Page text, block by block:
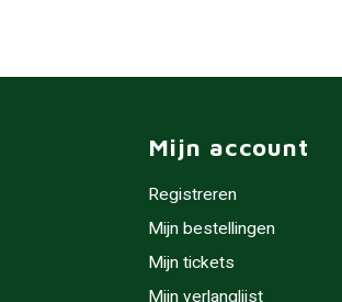
Mijn account
Registreren
Mijn bestellingen
Mijn tickets